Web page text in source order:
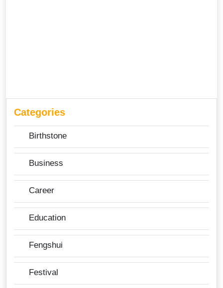
Categories
Birthstone
Business
Career
Education
Fengshui
Festival